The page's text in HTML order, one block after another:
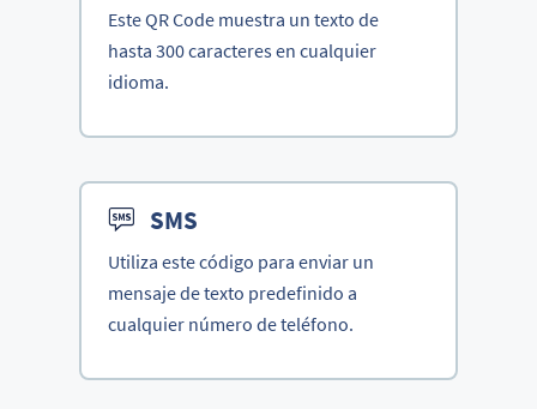
Este QR Code muestra un texto de
hasta 300 caracteres en cualquier
idioma.
SMS
Utiliza este código para enviar un
mensaje de texto predefinido a
cualquier número de teléfono.